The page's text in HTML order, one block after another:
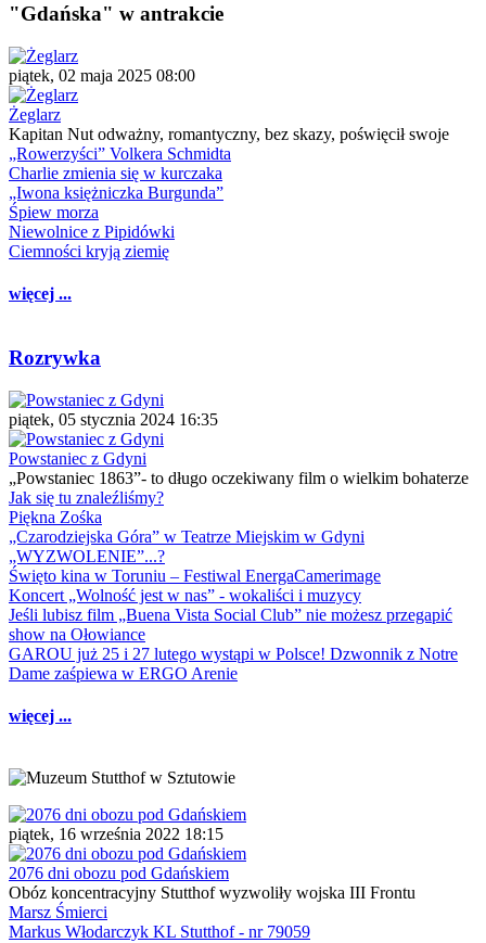
"Gdańska" w antrakcie
piątek, 02 maja 2025 08:00
Żeglarz
Kapitan Nut odważny, romantyczny, bez skazy, poświęcił swoje
„Rowerzyści” Volkera Schmidta
Charlie zmienia się w kurczaka
„Iwona księżniczka Burgunda”
Śpiew morza
Niewolnice z Pipidówki
Ciemności kryją ziemię
więcej ...
Rozrywka
piątek, 05 stycznia 2024 16:35
Powstaniec z Gdyni
„Powstaniec 1863”- to długo oczekiwany film o wielkim bohaterze
Jak się tu znaleźliśmy?
Piękna Zośka
„Czarodziejska Góra” w Teatrze Miejskim w Gdyni
„WYZWOLENIE”...?
Święto kina w Toruniu – Festiwal EnergaCamerimage
Koncert „Wolność jest w nas” - wokaliści i muzycy
Jeśli lubisz film „Buena Vista Social Club” nie możesz przegapić
show na Ołowiance
GAROU już 25 i 27 lutego wystąpi w Polsce! Dzwonnik z Notre
Dame zaśpiewa w ERGO Arenie
więcej ...
piątek, 16 września 2022 18:15
2076 dni obozu pod Gdańskiem
Obóz koncentracyjny Stutthof wyzwoliły wojska III Frontu
Marsz Śmierci
Markus Włodarczyk KL Stutthof - nr 79059